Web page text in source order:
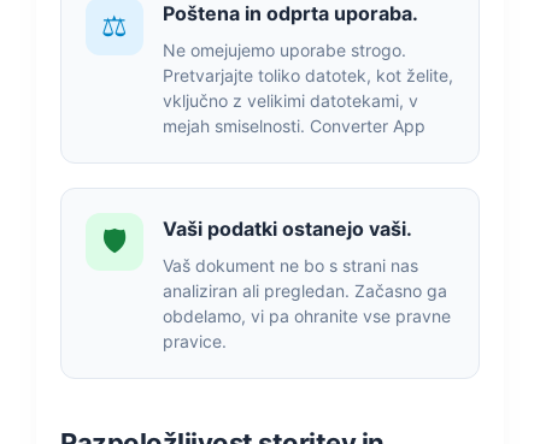
⚖️ Poštena in odprta uporaba.
Ne omejujemo uporabe strogo.
Pretvarjajte toliko datotek, kot želite,
vključno z velikimi datotekami, v
mejah smiselnosti. Converter App
🛡️ Vaši podatki ostanejo vaši.
Vaš dokument ne bo s strani nas
analiziran ali pregledan. Začasno ga
obdelamo, vi pa ohranite vse pravne
pravice.